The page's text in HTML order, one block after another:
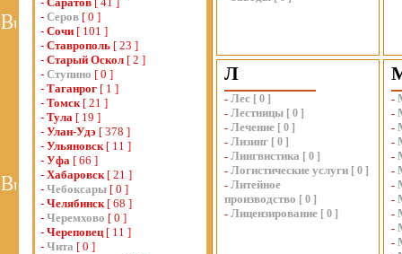
- Серов [ 0 ]
- Сочи [ 101 ]
- Ставрополь [ 23 ]
- Старый Оскол [ 2 ]
- Ступино [ 0 ]
- Таганрог [ 1 ]
- Томск[ 21 ]
- Тула [ 19 ]
- Улан-Удэ [ 378 ]
- Ульяновск[ 11 ]
- Уфа [ 66 ]
- Хабаровск[ 21 ]
- Чебоксары [ 0 ]
- Челябинск[ 68 ]
- Черемхово [ 0 ]
- Череповец[ 11 ]
- Чита [ 0 ]
Л
- Лес [ 0 ]
- Лестницы [ 0 ]
- Лечение [ 0 ]
- Лизинг [ 0 ]
- Лингвистика [ 0 ]
- Логистические услуги [ 0 ]
- Литейное
производство [ 0 ]
- Лицензирование [ 0 ]
-
-
-
-
-
-
-
-
-
-
-